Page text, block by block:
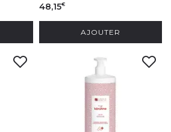
48,15€
AJOUTER